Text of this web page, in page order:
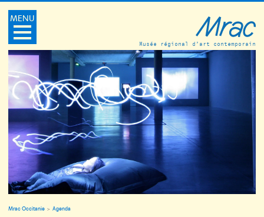
MENU
Musée régional d’art contemporain
Mrac Occitanie Agenda